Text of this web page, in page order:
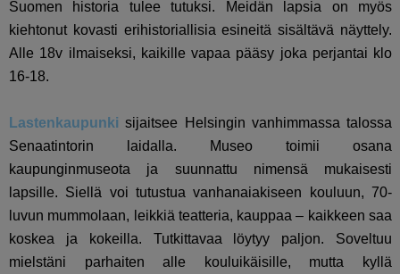
Suomen historia tulee tutuksi. Meidän lapsia on myös
kiehtonut kovasti erihistoriallisia esineitä sisältävä näyttely.
Alle 18v ilmaiseksi, kaikille vapaa pääsy joka perjantai klo
16-18.
Lastenkaupunki sijaitsee Helsingin vanhimmassa talossa
Senaatintorin laidalla. Museo toimii osana
kaupunginmuseota ja suunnattu nimensä mukaisesti
lapsille. Siellä voi tutustua vanhanaiakiseen kouluun, 70-
luvun mummolaan, leikkiä teatteria, kauppaa – kaikkeen saa
koskea ja kokeilla. Tutkittavaa löytyy paljon. Soveltuu
mielstäni parhaiten alle kouluikäisille, mutta kyllä